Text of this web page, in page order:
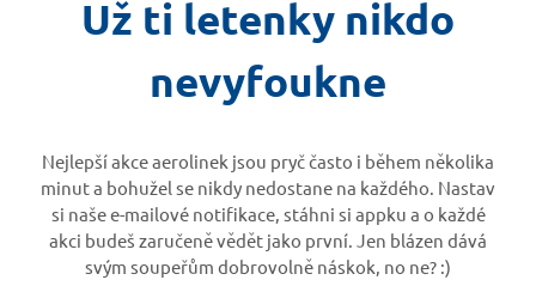
Už ti letenky nikdo
nevyfoukne
Nejlepší akce aerolinek jsou pryč často i během několika
minut a bohužel se nikdy nedostane na každého. Nastav
si naše e-mailové notifikace, stáhni si appku a o každé
akci budeš zaručeně vědět jako první. Jen blázen dává
svým soupeřům dobrovolně náskok, no ne? :)